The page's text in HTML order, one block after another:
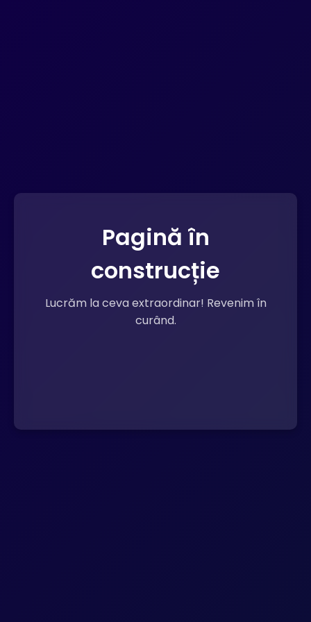
Pagină în
construcție
Lucrăm la ceva extraordinar! Revenim în
curând.